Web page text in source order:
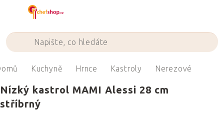
Kuchyně Hrnce Kastroly Nerezové
Nízký kastrol MAMI Alessi 28 cm
stříbrný